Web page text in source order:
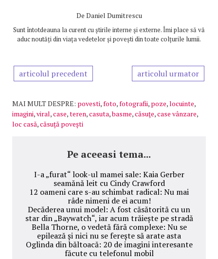
De Daniel Dumitrescu
Sunt întotdeauna la curent cu știrile interne și externe. Îmi place să vă
aduc noutăți din viața vedetelor și povești din toate colțurile lumii.
articolul precedent articolul urmator
MAI MULT DESPRE: povesti,foto,fotografii, poze,locuinte,
imagini,viral,case,teren,casuta,basme,căsuţe,case vânzare,
loc casă,căsuță povești
Pe aceeasi tema...
I-a „furat“ look-ul mamei sale: Kaia Gerber
seamănă leit cu Cindy Crawford
12 oameni care s-au schimbat radical: Nu mai
râde nimeni de ei acum!
Decăderea unui model: A fost căsătorită cu un
star din „Baywatch“, iar acum trăiește pe stradă
Bella Thorne, o vedetă fără complexe: Nu se
epilează și nici nu se ferește să arate asta
Oglinda din băltoacă: 20 de imagini interesante
făcute cu telefonul mobil